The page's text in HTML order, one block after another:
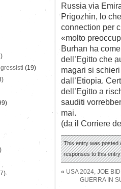
Russia via
Prigozhin, lo
connection per
«molto
Burhan ha
dell’Egitto che
magari si
dall’Etiopia.
dell’Egitto a
sauditi
mai.
(da il Corriere
This entry was posted
responses to this
« USA 2024, JOE
GUERRA IN
(19)